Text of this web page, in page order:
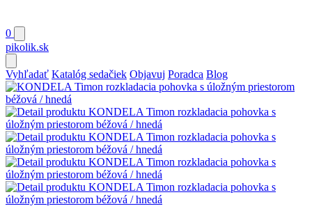
0
pikolik.sk
Vyhľadať Katalóg sedačiek Objavuj Poradca Blog